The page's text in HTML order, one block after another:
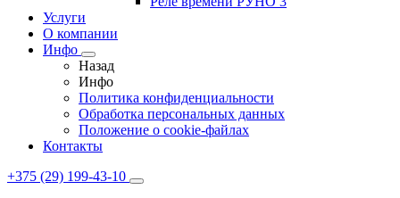
Услуги
О компании
Инфо
Назад
Инфо
Политика конфиденциальности
Обработка персональных данных
Положение о cookie-файлах
Контакты
+375 (29) 199-43-10